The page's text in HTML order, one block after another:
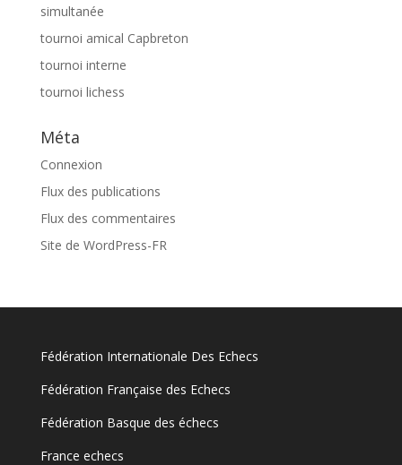
simultanée
tournoi amical Capbreton
tournoi interne
tournoi lichess
Méta
Connexion
Flux des publications
Flux des commentaires
Site de WordPress-FR
Fédération Internationale Des Echecs
Fédération Française des Echecs
Fédération Basque des échecs
France echecs